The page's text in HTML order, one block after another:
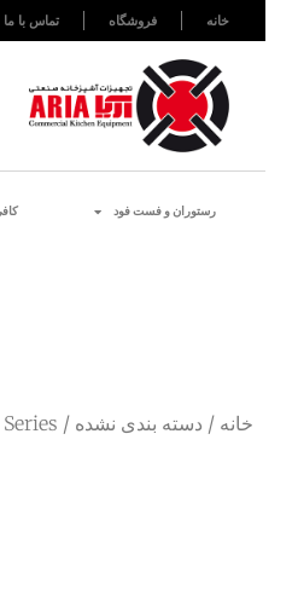
خانه فروشگاه تماس با ما
رستوران و فست فود
خانه / دسته بندی نشده / HBH750 Series